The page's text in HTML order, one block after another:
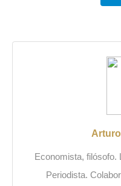
Economista, filósofo.
Periodista.